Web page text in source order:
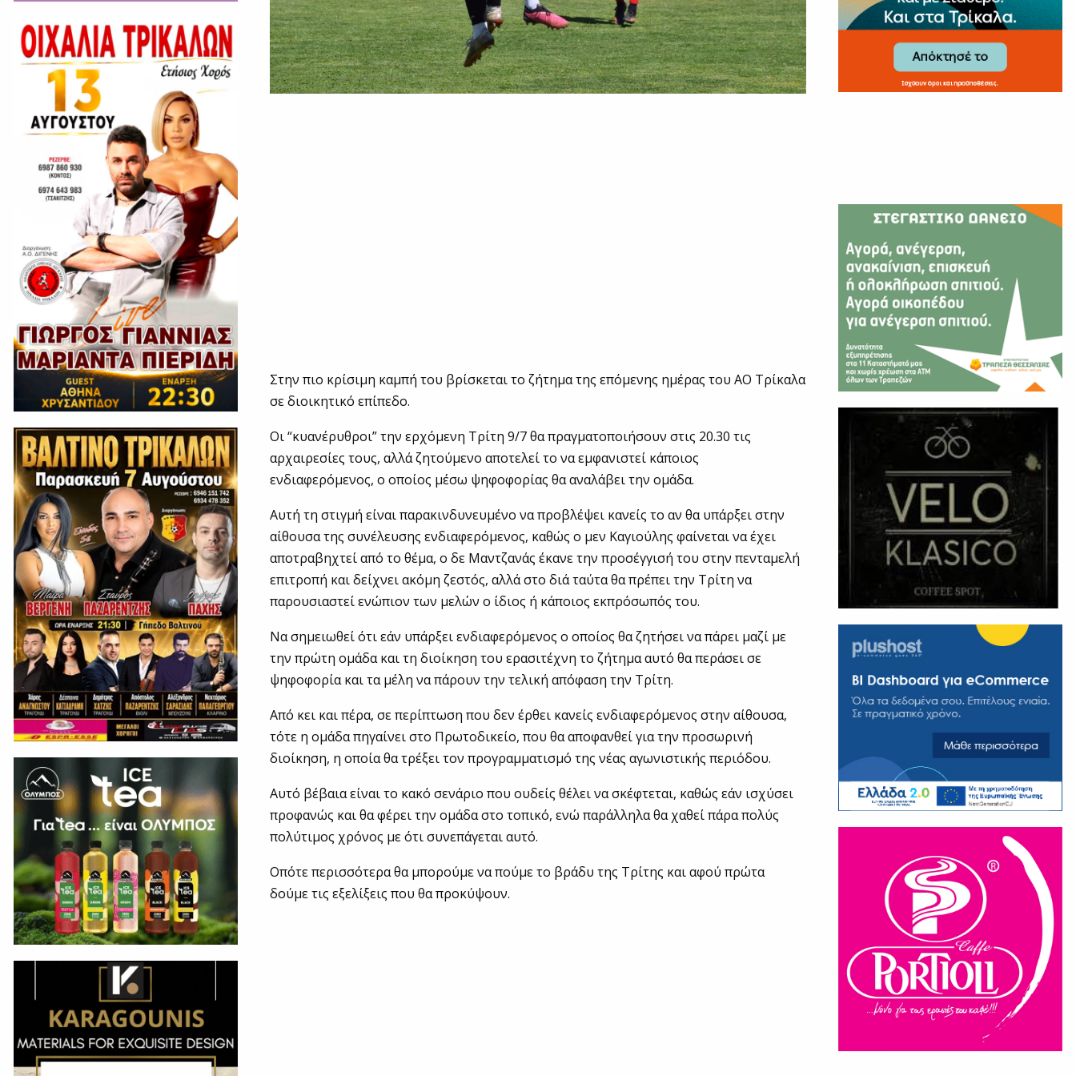
Στην πιο κρίσιμη καμπή του βρίσκεται το ζήτημα της επόμενης ημέρας του ΑΟ Τρίκαλα
σε διοικητικό επίπεδο.
Οι “κυανέρυθροι” την ερχόμενη Τρίτη 9/7 θα πραγματοποιήσουν στις 20.30 τις
αρχαιρεσίες τους, αλλά ζητούμενο αποτελεί το να εμφανιστεί κάποιος
ενδιαφερόμενος, ο οποίος μέσω ψηφοφορίας θα αναλάβει την ομάδα.
Αυτή τη στιγμή είναι παρακινδυνευμένο να προβλέψει κανείς το αν θα υπάρξει στην
αίθουσα της συνέλευσης ενδιαφερόμενος, καθώς ο μεν Καγιούλης φαίνεται να έχει
αποτραβηχτεί από το θέμα, ο δε Μαντζανάς έκανε την προσέγγισή του στην πενταμελή
επιτροπή και δείχνει ακόμη ζεστός, αλλά στο διά ταύτα θα πρέπει την Τρίτη να
παρουσιαστεί ενώπιον των μελών ο ίδιος ή κάποιος εκπρόσωπός του.
Να σημειωθεί ότι εάν υπάρξει ενδιαφερόμενος ο οποίος θα ζητήσει να πάρει μαζί με
την πρώτη ομάδα και τη διοίκηση του ερασιτέχνη το ζήτημα αυτό θα περάσει σε
ψηφοφορία και τα μέλη να πάρουν την τελική απόφαση την Τρίτη.
Από κει και πέρα, σε περίπτωση που δεν έρθει κανείς ενδιαφερόμενος στην αίθουσα,
τότε η ομάδα πηγαίνει στο Πρωτοδικείο, που θα αποφανθεί για την προσωρινή
διοίκηση, η οποία θα τρέξει τον προγραμματισμό της νέας αγωνιστικής περιόδου.
Αυτό βέβαια είναι το κακό σενάριο που ουδείς θέλει να σκέφτεται, καθώς εάν ισχύσει
προφανώς και θα φέρει την ομάδα στο τοπικό, ενώ παράλληλα θα χαθεί πάρα πολύς
πολύτιμος χρόνος με ότι συνεπάγεται αυτό.
Οπότε περισσότερα θα μπορούμε να πούμε το βράδυ της Τρίτης και αφού πρώτα
δούμε τις εξελίξεις που θα προκύψουν.